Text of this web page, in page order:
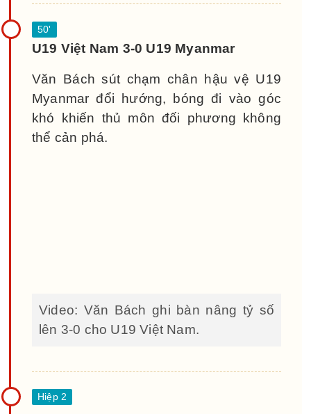
U19 Việt Nam 3-0 U19 Myanmar
Văn Bách sút chạm chân hậu vệ U19
Myanmar đổi hướng, bóng đi vào góc
khó khiến thủ môn đối phương không
thể cản phá.
Video: Văn Bách ghi bàn nâng tỷ số
lên 3-0 cho U19 Việt Nam.